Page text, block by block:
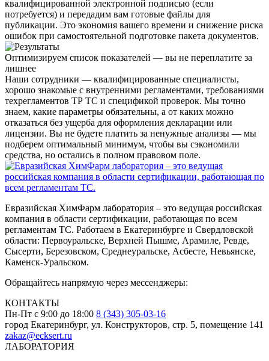
квалифицированной электронной подписью (если
потребуется) и передадим вам готовые файлы для
публикации. Это экономия вашего времени и снижение риска
ошибок при самостоятельной подготовке пакета документов.
Оптимизируем список показателей — вы не переплатите за
лишнее
Наши сотрудники — квалифицированные специалисты,
хорошо знакомые с внутренними регламентами, требованиями
техрегламентов ТР ТС и спецификой проверок. Мы точно
знаем, какие параметры обязательны, а от каких можно
отказаться без ущерба для оформления декларации или
лицензии. Вы не будете платить за ненужные анализы — мы
подберем оптимальный минимум, чтобы вы сэкономили
средства, но остались в полном правовом поле.
Евразийская ХимФарм лаборатория – это ведущая российская
компания в области сертификации, работающая по всем
регламентам ТС. Работаем в Екатеринбурге и Свердловской
области: Первоуральске, Верхней Пышме, Арамиле, Ревде,
Сысерти, Березовском, Среднеуральске, Асбесте, Невьянске,
Каменск-Уральском.
Обращайтесь напрямую через мессенджеры:
КОНТАКТЫ
Пн-Пт с 9:00 до 18:00 8 (343) 305-03-16
город Екатеринбург, ул. Конструкторов, стр. 5, помещение 141
zakaz@ecksert.ru
ЛАБОРАТОРИЯ